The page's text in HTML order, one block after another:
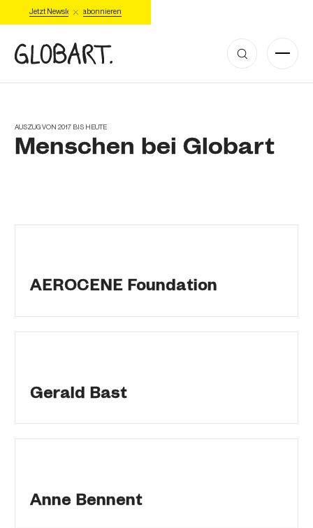
Jetzt Newsletter abonnieren
AUSZUG VON 2017 BIS HEUTE
Menschen bei Globart
AEROCENE Foundation
Gerald Bast
Anne Bennent